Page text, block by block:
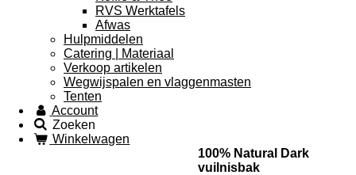
RVS Werktafels
Afwas
Hulpmiddelen
Catering | Materiaal
Verkoop artikelen
Wegwijspalen en vlaggenmasten
Tenten
Account
Zoeken
Winkelwagen
100% Natural Dark
vuilnisbak